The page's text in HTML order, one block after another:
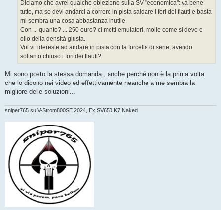
Diciamo che avrei qualche obiezione sulla SV "economica": va bene
tutto, ma se devi andarci a correre in pista saldare i fori dei flauti e basta
mi sembra una cosa abbastanza inutile.
Con ... quanto? ... 250 euro? ci metti emulatori, molle come si deve e
olio della densità giusta.
Voi vi fidereste ad andare in pista con la forcella di serie, avendo
soltanto chiuso i fori dei flauti?
Mi sono posto la stessa domanda , anche perché non è la prima volta
che lo dicono nei video ed effettivamente neanche a me sembra la
migliore delle soluzioni...
sniper765 su V-Strom800SE 2024, Ex SV650 K7 Naked